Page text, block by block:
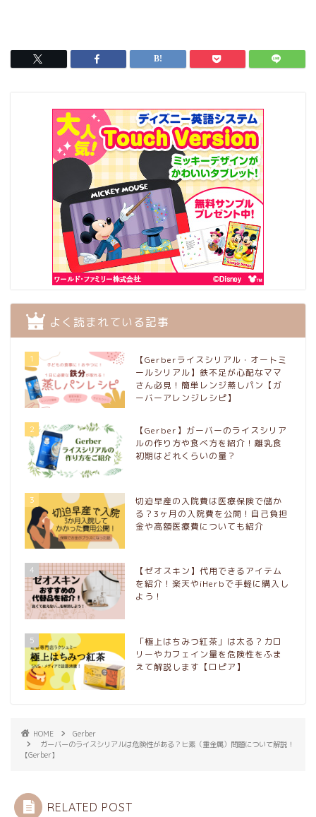
よく読まれている記事
1
【Gerberライスシリアル・オートミ
ールシリアル】鉄不足が心配なママ
さん必見！簡単レンジ蒸しパン【ガ
ーバーアレンジレシピ】
2
【Gerber】ガーバーのライスシリア
ルの作り方や食べ方を紹介！離乳食
初期はどれくらいの量？
3
切迫早産の入院費は医療保険で儲か
る？3ヶ月の入院費を公開！自己負担
金や高額医療費についても紹介
4
【ゼオスキン】代用できるアイテム
を紹介！楽天やiHerbで手軽に購入し
よう！
5
「極上はちみつ紅茶」は太る？カロ
リーやカフェイン量を危険性をふま
えて解説します【ロピア】
HOME
Gerber
ガーバーのライスシリアルは危険性がある？ヒ素（重金属）問題について解説！
【Gerber】
RELATED POST